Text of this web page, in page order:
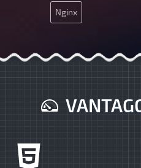
Nginx